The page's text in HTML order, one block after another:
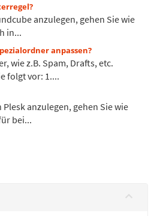
anzulegen, gehen Sie wie
in...
anpassen?
wie z.B. Spam, Drafts, etc.
folgt vor: 1....
anzulegen, gehen Sie wie
bei...